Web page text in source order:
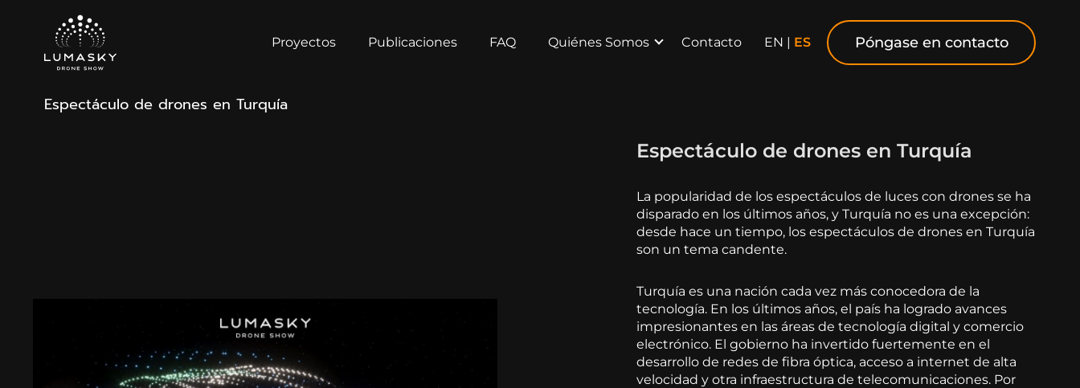
Proyectos Publicaciones FAQ Quiénes Somos Contacto EN | ES Póngase en contacto
Espectáculo de drones en Turquía
Espectáculo de drones en Turquía
La popularidad de los espectáculos de luces con drones se ha
disparado en los últimos años, y Turquía no es una excepción:
desde hace un tiempo, los espectáculos de drones en Turquía
son un tema candente.
Turquía es una nación cada vez más conocedora de la
tecnología. En los últimos años, el país ha logrado avances
impresionantes en las áreas de tecnología digital y comercio
electrónico. El gobierno ha invertido fuertemente en el
desarrollo de redes de fibra óptica, acceso a internet de alta
velocidad y otra infraestructura de telecomunicaciones. Por